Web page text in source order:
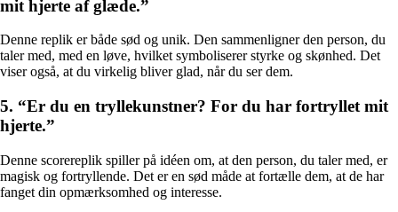
mit hjerte af glæde.”
Denne replik er både sød og unik. Den sammenligner den person, du
taler med, med en løve, hvilket symboliserer styrke og skønhed. Det
viser også, at du virkelig bliver glad, når du ser dem.
5. “Er du en tryllekunstner? For du har fortryllet mit
hjerte.”
Denne scorereplik spiller på idéen om, at den person, du taler med, er
magisk og fortryllende. Det er en sød måde at fortælle dem, at de har
fanget din opmærksomhed og interesse.